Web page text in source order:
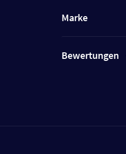
Marke
Bewertungen